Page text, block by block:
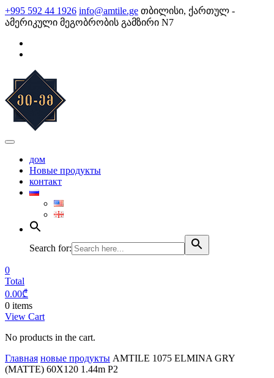
Skip
to
content
+995 592 44 1926 info@amtile.ge თბილისი, ქართულ -
ამერიკული მეგობრობის გამზირი N7
дом
Новые продукты
контакт
Search for:
0
Total
0.00₾
0 items
View Cart
No products in the cart.
Главная новые продукты AMTILE 1075 ELMINA GRY
(MATTE) 60X120 1.44m P2